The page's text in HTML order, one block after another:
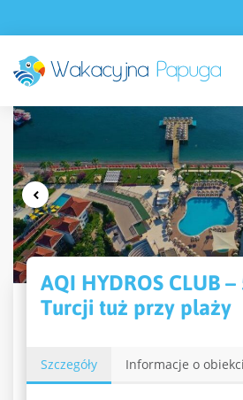
AQI HYDROS CLUB
Turcji tuż przy plaży
Szczegóły Informacje o